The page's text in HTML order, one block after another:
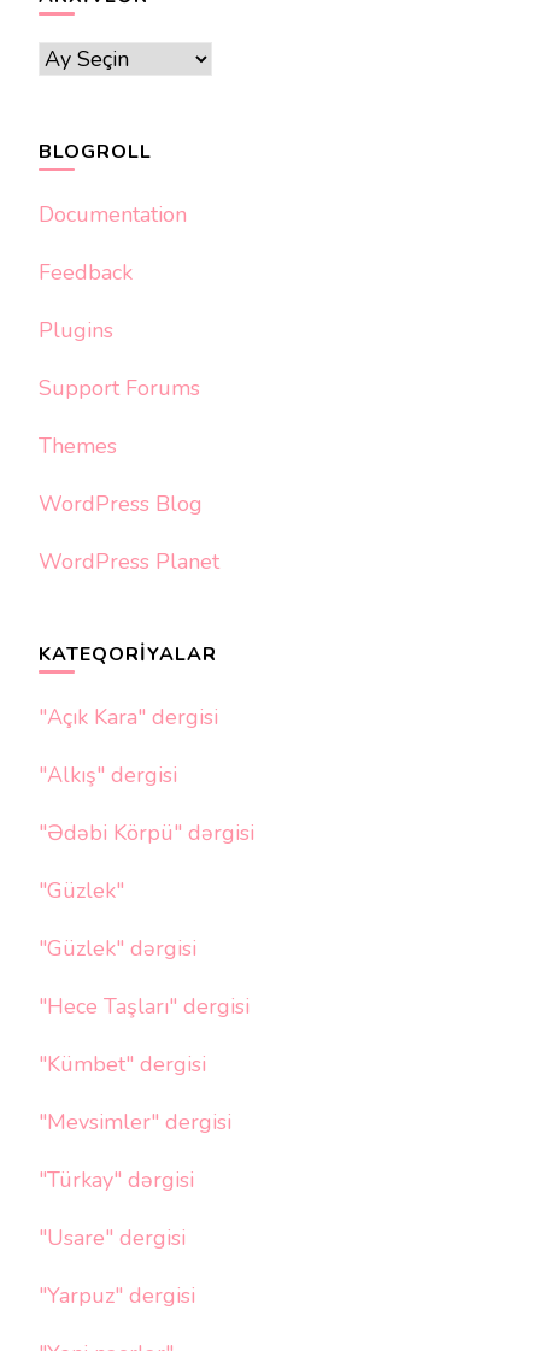
Arxivlər
BLOGROLL
Documentation
Feedback
Plugins
Support Forums
Themes
WordPress Blog
WordPress Planet
KATEQORIYALAR
"Açık Kara" dergisi
"Alkış" dergisi
"Ədəbi Körpü" dərgisi
"Güzlek"
"Güzlek" dərgisi
"Hece Taşları" dergisi
"Kümbet" dergisi
"Mevsimler" dergisi
"Türkay" dərgisi
"Usare" dergisi
"Yarpuz" dergisi